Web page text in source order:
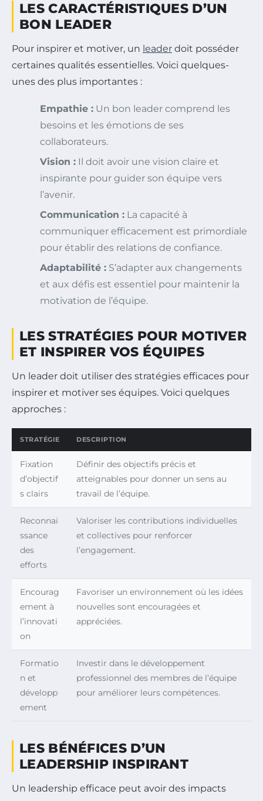
LES CARACTÉRISTIQUES D’UN
BON LEADER
Pour inspirer et motiver, un leader doit posséder
certaines qualités essentielles. Voici quelques-
unes des plus importantes :
Empathie : Un bon leader comprend les
besoins et les émotions de ses
collaborateurs.
Vision : Il doit avoir une vision claire et
inspirante pour guider son équipe vers
l’avenir.
Communication : La capacité à
communiquer efficacement est primordiale
pour établir des relations de confiance.
Adaptabilité : S’adapter aux changements
et aux défis est essentiel pour maintenir la
motivation de l’équipe.
LES STRATÉGIES POUR MOTIVER
ET INSPIRER VOS ÉQUIPES
Un leader doit utiliser des stratégies efficaces pour
inspirer et motiver ses équipes. Voici quelques
approches :
STRATÉGIE DESCRIPTION
Fixation
d’objectif
s clairs
Définir des objectifs précis et
atteignables pour donner un sens au
travail de l’équipe.
Reconnai
ssance
des
efforts
Valoriser les contributions individuelles
et collectives pour renforcer
l’engagement.
Encourag
ement à
l’innovati
on
Favoriser un environnement où les idées
nouvelles sont encouragées et
appréciées.
Formatio
n et
développ
ement
Investir dans le développement
professionnel des membres de l’équipe
pour améliorer leurs compétences.
LES BÉNÉFICES D’UN
LEADERSHIP INSPIRANT
Un leadership efficace peut avoir des impacts